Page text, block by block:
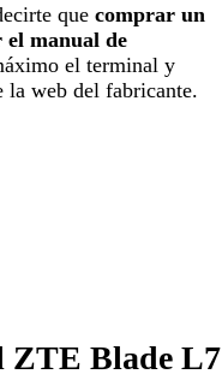
que comprar un
el manual de
el terminal y
la web del fabricante.
ZTE Blade L7